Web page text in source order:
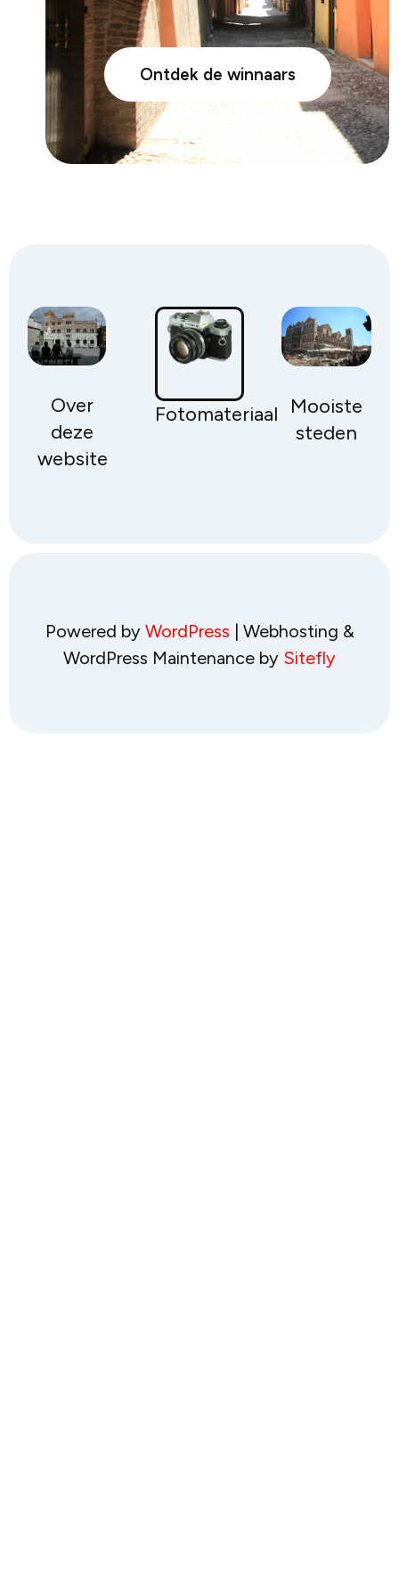
Ontdek de winnaars
Over
deze
website
Fotomateriaal
Mooiste
steden
Powered by WordPress | Webhosting &
WordPress Maintenance by Sitefly